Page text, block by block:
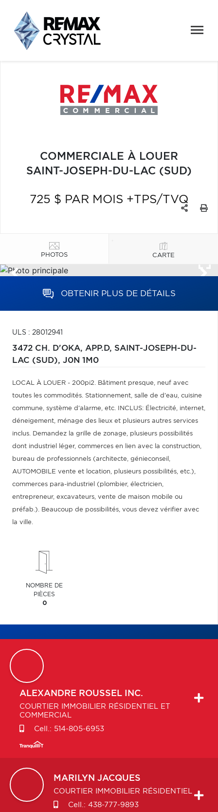
COMMERCIALE À LOUER
SAINT-JOSEPH-DU-LAC (SUD)
725 $ PAR MOIS +TPS/TVQ
PHOTOS CARTE
OBTENIR PLUS DE DÉTAILS
ULS : 28012941
3472 CH. D'OKA, APP.D, SAINT-JOSEPH-DU-
LAC (SUD), J0N 1M0
LOCAL À LOUER - 200pi2. Bâtiment presque, neuf avec
toutes les commodités. Stationnement, salle de d'eau, cuisine
commune, système d'alarme, etc. INCLUS: Électricité, internet,
déneigement, ménage des lieux et plusieurs autres services
inclus. Demandez la grille de zonage, plusieurs possibilités
dont industriel léger, commerces en lien avec la construction,
bureau de professionnels (architecte, génieconseil,
AUTOMOBILE vente et location, plusieurs possibilités, etc.),
commerces para-industriel (plombier, électricien,
entrepreneur, excavateurs, vente de maison mobile ou
préfab.). Beaucoup de possibilités, vous devez vérifier avec
la ville.
NOMBRE DE
PIÈCES
0
ALEXANDRE ROUSSEL INC.
COURTIER IMMOBILIER RÉSIDENTIEL ET
COMMERCIAL
Cell.: 514-805-6953
MARILYN JACQUES
COURTIER IMMOBILIER RÉSIDENTIEL
Cell.: 438-777-9893